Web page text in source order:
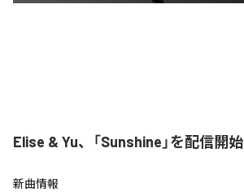
Elise & Yu、「Sunshine」を配信開始
新曲情報